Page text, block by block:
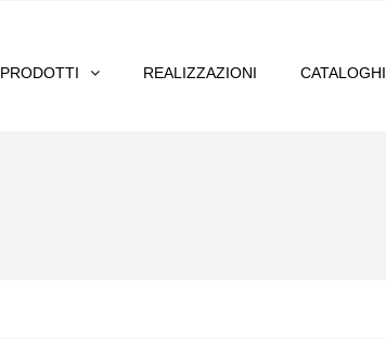
PRODOTTI REALIZZAZIONI CATALOGHI